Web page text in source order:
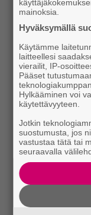
mainoksia.
Hyväksymällä
Käytämme
laitteellesi
vierailit, IP-
Pääset
Hylkääminen voi
käytettävyyteen.
Jotkin
suostumusta, jos
vastustaa tätä tai
seuraavalla